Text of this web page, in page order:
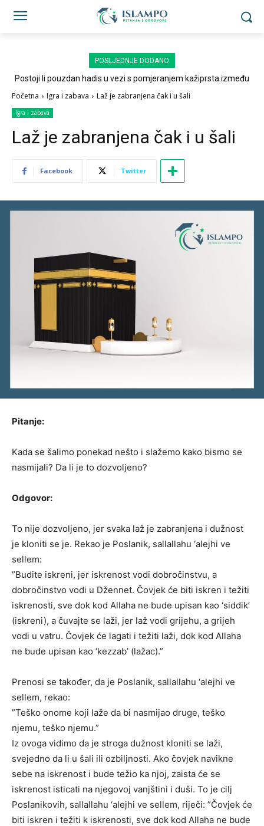
POSLJEDNJE DODANO
Postoji li pouzdan hadis u vezi s pomjeranjem kažiprsta između
Početna Igra i zabava Laž je zabranjena čak i u šali
Igra i zabava
Laž je zabranjena čak i u šali
Facebook Twitter
Pitanje:
Kada se šalimo ponekad nešto i slažemo kako bismo se
nasmijali? Da li je to dozvoljeno?
Odgovor:
To nije dozvoljeno, jer svaka laž je zabranjena i dužnost
je kloniti se je. Rekao je Poslanik, sallallahu ‘alejhi ve
sellem:
”Budite iskreni, jer iskrenost vodi dobročinstvu, a
dobročinstvo vodi u Džennet. Čovjek će biti iskren i težiti
iskrenosti, sve dok kod Allaha ne bude upisan kao ‘siddik’
(iskreni), a čuvajte se laži, jer laž vodi grijehu, a grijeh
vodi u vatru. Čovjek će lagati i težiti laži, dok kod Allaha
ne bude upisan kao ‘kezzab’ (lažac).”
Prenosi se također, da je Poslanik, sallallahu ‘alejhi ve
sellem, rekao:
”Teško onome koji laže da bi nasmijao druge, teško
njemu, teško njemu.”
Iz ovoga vidimo da je stroga dužnost kloniti se laži,
svejedno da li u šali ili ozbiljnosti. Ako čovjek navikne
sebe na iskrenost i bude težio ka njoj, zaista će se
iskrenost isticati na njegovoj vanjštini i duši. To je cilj
Poslanikovih, sallallahu ‘alejhi ve sellem, riječi: ”Čovjek će
biti iskren i težiti k iskrenosti, sve dok kod Allaha ne bude